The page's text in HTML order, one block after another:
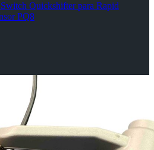
Quickshifter para Rapid
PQ8